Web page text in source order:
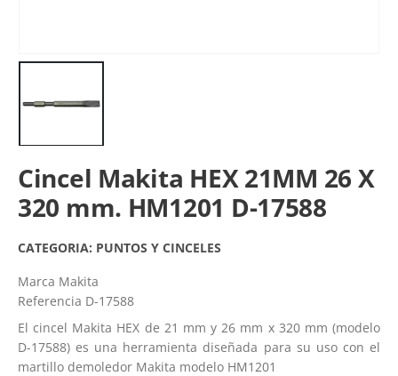
Cincel Makita HEX 21MM 26 X
320 mm. HM1201 D-17588
CATEGORIA: PUNTOS Y CINCELES
Marca Makita
Referencia D-17588
El cincel Makita HEX de 21 mm y 26 mm x 320 mm (modelo
D-17588) es una herramienta diseñada para su uso con el
martillo demoledor Makita modelo HM1201